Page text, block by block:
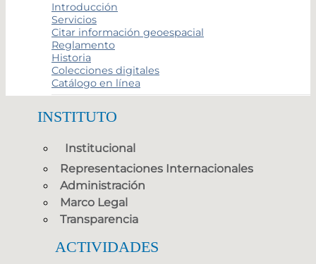
Introducción
Servicios
Citar información geoespacial
Reglamento
Historia
Colecciones digitales
Catálogo en línea
INSTITUTO
Institucional
Representaciones Internacionales
Administración
Marco Legal
Transparencia
ACTIVIDADES